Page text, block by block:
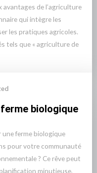
de l’agriculture
qui intègre les
les pratiques agricoles.
tels que « agriculture de
biologique
ferme biologique
pour votre communauté
? Ce rêve peut
minutieuse,